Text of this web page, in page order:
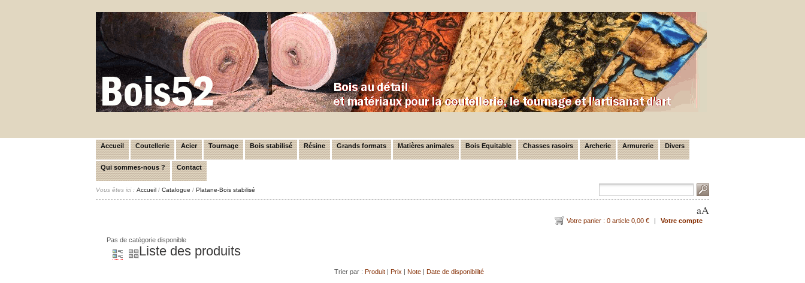
Accueil Coutellerie Acier Tournage Bois stabilisé Résine Grands formats Matières animales Bois Equitable Chasses rasoirs Archerie Armurerie Divers
Qui sommes-nous ? Contact
Vous êtes ici : Accueil / Catalogue / Platane-Bois stabilisé
aA
Votre panier : 0 article 0,00 € | Votre compte
Pas de catégorie disponible
Liste des produits
Trier par : Produit | Prix | Note | Date de disponibilité